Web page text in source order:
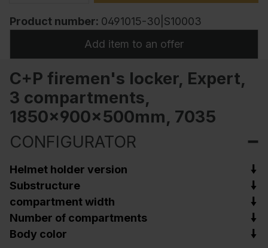
Product number: 0491015-30|S10003
Add item to an offer
C+P firemen's locker, Expert,
3 compartments,
1850x900x500mm, 7035
CONFIGURATOR
Helmet holder version
Substructure
compartment width
Number of compartments
Body color